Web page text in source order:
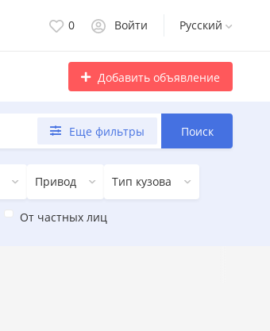
0 Войти Русский
Добавить объявление
Еще фильтры Поиск
Привод Тип кузова
От частных лиц